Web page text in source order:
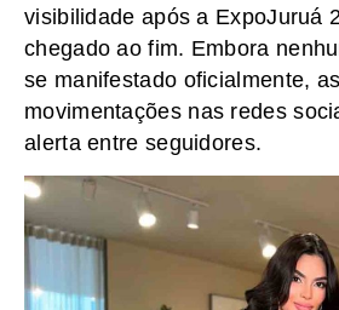
visibilidade após a ExpoJuruá
chegado ao fim. Embora
se manifestado oficialmente,
movimentações nas redes
alerta entre seguidores.